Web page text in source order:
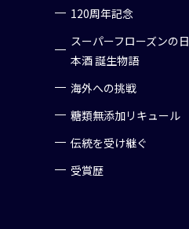
120周年記念
スーパーフローズンの日
本酒 誕生物語
海外への挑戦
糖類無添加リキュール
伝統を受け継ぐ
受賞歴